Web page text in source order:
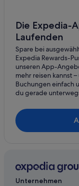
Die Expedia-
Laufenden
Spare bei
Expedia Rewards-
unseren App-
mehr reisen kannst
Buchungen einfach
du gerade
Unternehmen